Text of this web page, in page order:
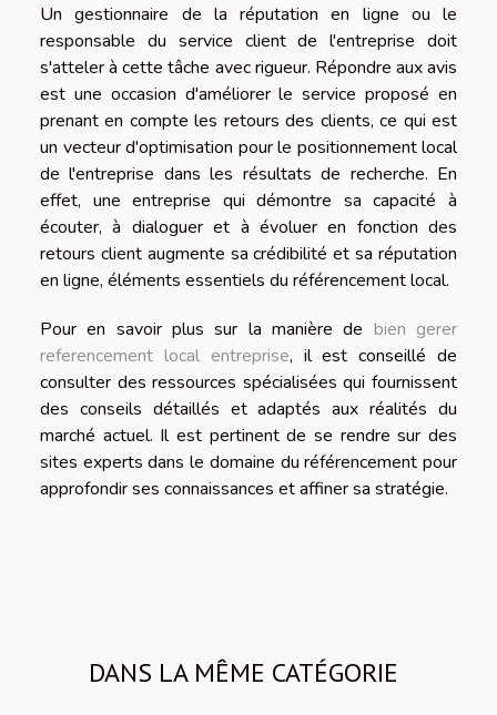
Un gestionnaire de la réputation en ligne ou le
responsable du service client de l'entreprise doit
s'atteler à cette tâche avec rigueur. Répondre aux avis
est une occasion d'améliorer le service proposé en
prenant en compte les retours des clients, ce qui est
un vecteur d'optimisation pour le positionnement local
de l'entreprise dans les résultats de recherche. En
effet, une entreprise qui démontre sa capacité à
écouter, à dialoguer et à évoluer en fonction des
retours client augmente sa crédibilité et sa réputation
en ligne, éléments essentiels du référencement local.
Pour en savoir plus sur la manière de bien gerer
referencement local entreprise, il est conseillé de
consulter des ressources spécialisées qui fournissent
des conseils détaillés et adaptés aux réalités du
marché actuel. Il est pertinent de se rendre sur des
sites experts dans le domaine du référencement pour
approfondir ses connaissances et affiner sa stratégie.
DANS LA MÊME CATÉGORIE